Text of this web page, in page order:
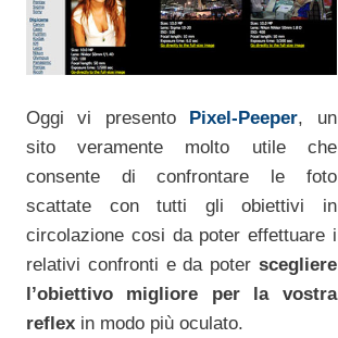
Oggi vi presento Pixel-Peeper, un
sito veramente molto utile che
consente di confrontare le foto
scattate con tutti gli obiettivi in
circolazione cosi da poter effettuare i
relativi confronti e da poter scegliere
l’obiettivo migliore per la vostra
reflexin modo più oculato.